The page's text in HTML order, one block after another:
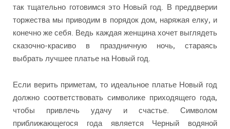
так тщательно готовимся это Новый год. В преддверии
торжества мы приводим в порядок дом, наряжая елку, и
конечно же себя. Ведь каждая женщина хочет выглядеть
сказочно-красиво в праздничную ночь, стараясь
выбрать лучшее платье на Новый год.
Если верить приметам, то идеальное платье Новый год
должно соответствовать символике приходящего года,
чтобы привлечь удачу и счастье. Символом
приближающегося года является Черный водяной